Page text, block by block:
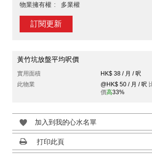
物業擁有權
多業權
訂閱更新
黃竹坑放盤平均呎價
實用面積
HK$ 38 / 月 / 呎
此物業
@HK$ 50 / 月 / 呎
價高33%
加入到我的心水名單
打印此頁